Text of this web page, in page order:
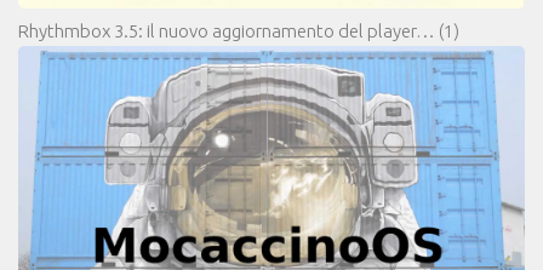
Rhythmbox 3.5: il nuovo aggiornamento del player… (1)